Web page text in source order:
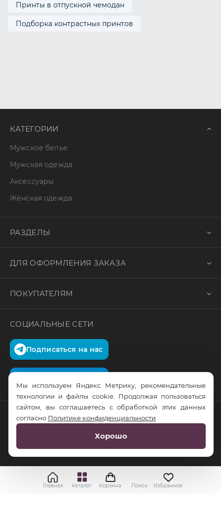
Принты в отпускной чемодан
Подборка контрастных принтов
КАТЕГОРИИ
Мужское белье
Мужская одежда
Аксессуары
Женская одежда
РАЗДЕЛЫ
ДЛЯ ОФОРМЛЕНИЯ ЗАКАЗА
ПОКУПАТЕЛЯМ
СОЦИАЛЬНЫЕ СЕТИ
Подписаться на нас
© RusTrus. 2011-2026. Все права защищены
RS Digital
Главная Каталог Корзина Поиск Избранное
Мы используем Яндекс Метрику, рекомендательные
технологии и файлы cookie. Продолжая пользоваться
сайтом, вы соглашаетесь с обработкой этих данных
согласно Политике конфиденциальности
Хорошо